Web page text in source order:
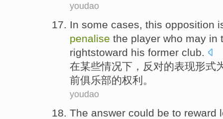
youdao
In some cases, this opposition
penalise the player who may in
rightstoward his former club.
在某些情况下 ， 反对的表现形式
前俱乐部的权利。
youdao
The answer could be to reward